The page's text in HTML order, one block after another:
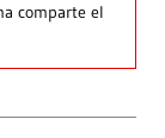
comparte el